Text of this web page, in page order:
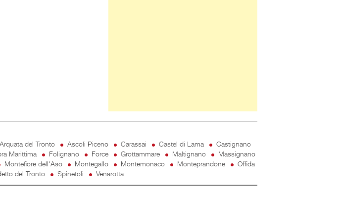
Arquata del Tronto Ascoli Piceno Carassai Castel di Lama
Castignano
Marittima Folignano Force Grottammare Maltignano
Massignano
Montefiore dell'Aso Montegallo Montemonaco Monteprandone
Offida
del Tronto Spinetoli Venarotta